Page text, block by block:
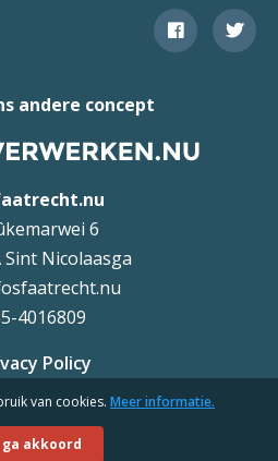
6
Sint Nicolaasga
4016809
andere concept
Policy
©Uteq
van cookies. Meer informatie.
ga akkoord